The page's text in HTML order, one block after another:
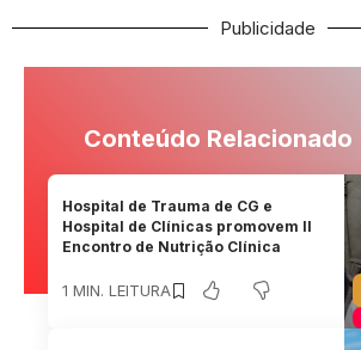
Publicidade
Conteúdo Relacionado
Hospital de Trauma de CG e
Hospital de Clínicas promovem II
Encontro de Nutrição Clínica
1 MIN. LEITURA